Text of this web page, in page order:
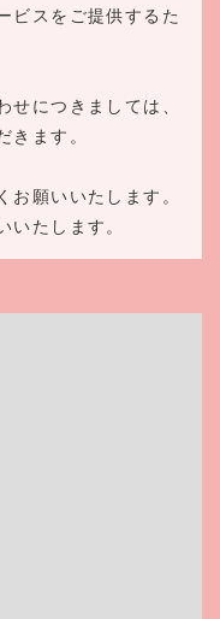
ビスをご提供するた
につきましては、
ます。
願いいたします。
たします。